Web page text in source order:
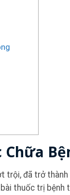
Chữa
trội, đã trở
thuốc trị bệnh